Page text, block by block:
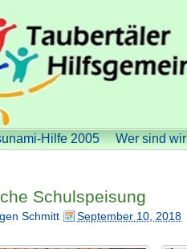
Hilfe 2005 Wer sind wir
Schulspeisung
Schmitt September 10, 2018